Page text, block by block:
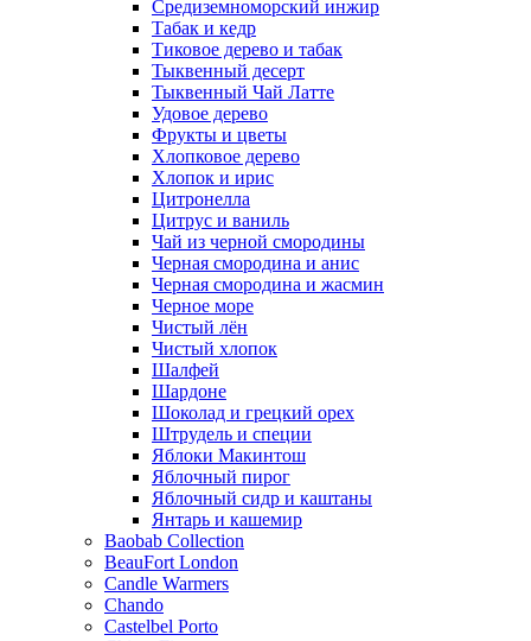
Средиземноморский инжир
Табак и кедр
Тиковое дерево и табак
Тыквенный десерт
Тыквенный Чай Латте
Удовое дерево
Фрукты и цветы
Хлопковое дерево
Хлопок и ирис
Цитронелла
Цитрус и ваниль
Чай из черной смородины
Черная смородина и анис
Черная смородина и жасмин
Черное море
Чистый лён
Чистый хлопок
Шалфей
Шардоне
Шоколад и грецкий орех
Штрудель и специи
Яблоки Макинтош
Яблочный пирог
Яблочный сидр и каштаны
Янтарь и кашемир
Baobab Collection
BeauFort London
Candle Warmers
Chando
Castelbel Porto